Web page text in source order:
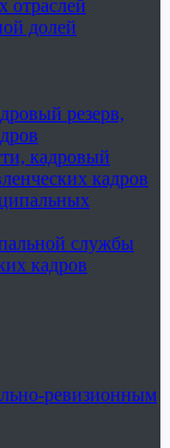
отраслей
долей
резерв,
кадровый
кадров
службы
кадров
ревизионным